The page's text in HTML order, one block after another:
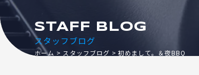
スタッフブログ
STAFF BLOG
ホーム スタッフブログ 初めまして。＆夜BBQ